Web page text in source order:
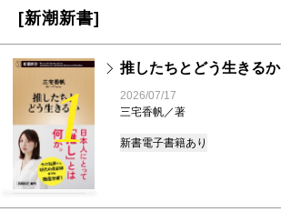
[新潮新書]
1
推したちとどう生きるか
2026/07/17
三宅香帆／著
新書電子書籍あり